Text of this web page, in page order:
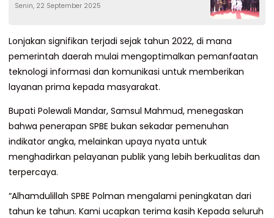
Senin, 22 September 2025
Lonjakan signifikan terjadi sejak tahun 2022, di mana
pemerintah daerah mulai mengoptimalkan pemanfaatan
teknologi informasi dan komunikasi untuk memberikan
layanan prima kepada masyarakat.
Bupati Polewali Mandar, Samsul Mahmud, menegaskan
bahwa penerapan SPBE bukan sekadar pemenuhan
indikator angka, melainkan upaya nyata untuk
menghadirkan pelayanan publik yang lebih berkualitas dan
terpercaya.
“Alhamdulillah SPBE Polman mengalami peningkatan dari
tahun ke tahun. Kami ucapkan terima kasih Kepada seluruh